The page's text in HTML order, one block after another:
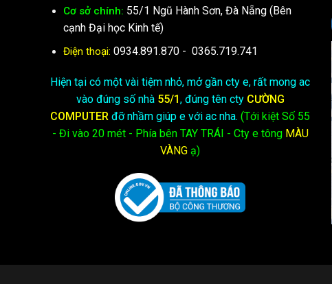
Cơ sở chính: 55/1 Ngũ Hành Sơn, Đà Nẵng (Bên
cạnh Đại học Kinh tế)
Điện thoại: 0934.891.870 - 0365.719.741
Hiện tại có một vài tiệm nhỏ, mở gần cty e, rất mong ac
vào đúng số nhà 55/1, đúng tên cty CƯỜNG
COMPUTER đỡ nhầm giúp e với ac nha. (Tới kiệt Số 55
- Đi vào 20 mét - Phía bên TAY TRÁI - Cty e tôngMÀU
VÀNG ạ)